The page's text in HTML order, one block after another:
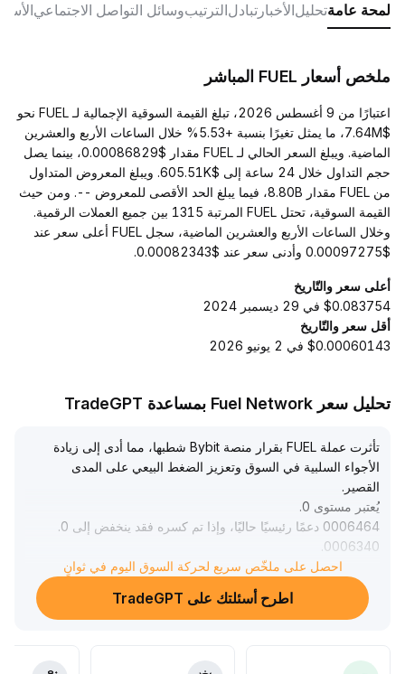
لمحة عامةتحليلالأخبار تبادلالترتيبوسائل التواصل الاجتماعي
ملخص أسعار FUEL المباشر
اعتبارًا من 9 أغسطس 2026، تبلغ القيمة السوقية الإجمالية لـ FUEL نحو
$7.64M، ما يمثل تغيرًا بنسبة +5.53% خلال الساعات الأربع والعشرين
الماضية. ويبلغ السعر الحالي لـ FUEL مقدار $0.00086829، بينما يصل
حجم التداول خلال 24 ساعة إلى $605.51K. ويبلغ المعروض المتداول
من FUEL مقدار 8.80B، فيما يبلغ الحد الأقصى للمعروض --. ومن حيث
القيمة السوقية، تحتل FUEL المرتبة 1315 بين جميع العملات الرقمية.
وخلال الساعات الأربع والعشرين الماضية، سجل FUEL أعلى سعر عند
$0.00097275 وأدنى سعر عند $0.00082343.
أعلى سعر والتّاريخ
$0.083754 في 29 ديسمبر 2024
أقل سعر والتّاريخ
$0.00060143 في 2 يونيو 2026
تحليل سعر Fuel Network بمساعدة TradeGPT
تأثرت عملة FUEL بقرار منصة Bybit شطبها، مما أدى إلى زيادة
الأجواء السلبية في السوق وتعزيز الضغط البيعي على المدى
القصير .
يُعتبر مستوى 0
.
0006464 دعمًا رئيسيًا حاليًا، وإذا تم كسره فقد ينخفض إلى 0
.
0006340
نطاق الضغط الصعودي قصير الأجل بين 0
.
00067–0
00068، ويجب حدوث اختراق مصحوب بحجم تداول كبير لإصلاح
وقف الخسارة بحزم وتقليل المراكز عند الصعود مع إعطاء
احصل على ملخّص سريع لحركة السوق اليوم في ثوانٍ
اطرح أسئلتك على TradeGPT